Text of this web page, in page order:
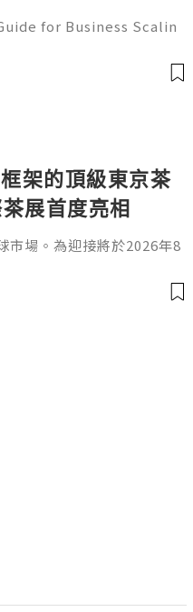
for Business Scalin
架的頂級東京茶
展首度亮相
市場。為迎接將於2026年8
一場僅限一晚的茶品搭配